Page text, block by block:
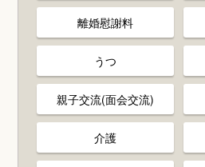
離婚慰謝料
うつ
親子交流(面会交流)
介護